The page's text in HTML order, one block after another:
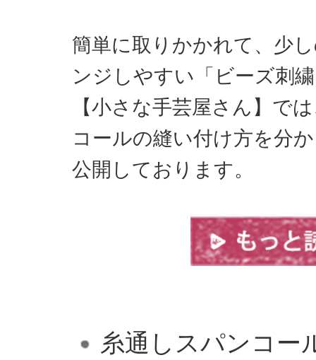
簡単に取りかかれて、少
ンジしやすい「ビーズ刺
【小さな手芸屋さん】で
コールの縫い付け方を分
公開しております。
糸通しスパンコー